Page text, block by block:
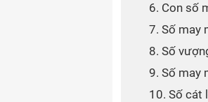
6. Con số
7. Số may
8. Số
9. Số may
10. Số cát